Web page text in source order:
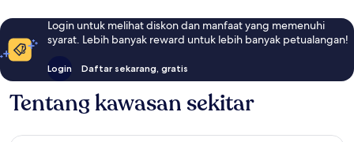
Login untuk melihat diskon dan manfaat yang memenuhi
syarat. Lebih banyak reward untuk lebih banyak petualangan!
Login Daftar sekarang, gratis
Tentang kawasan sekitar